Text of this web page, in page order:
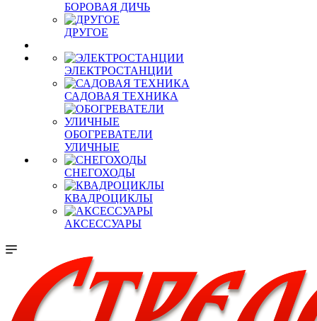
БОРОВАЯ ДИЧЬ
ДРУГОЕ
ЭЛЕКТРОСТАНЦИИ
САДОВАЯ ТЕХНИКА
ОБОГРЕВАТЕЛИ
УЛИЧНЫЕ
СНЕГОХОДЫ
КВАДРОЦИКЛЫ
АКСЕССУАРЫ